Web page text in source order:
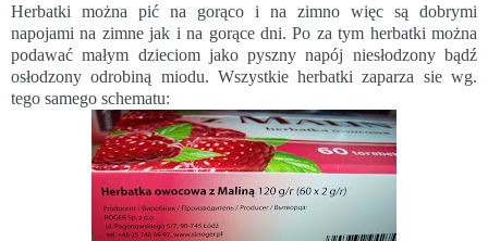
Herbatki można pić na gorąco i na zimno więc są dobrymi
napojami na zimne jak i na gorące dni. Po za tym herbatki można
podawać małym dzieciom jako pyszny napój niesłodzony bądź
osłodzony odrobiną miodu. Wszystkie herbatki zaparza sie wg.
tego samego schematu: